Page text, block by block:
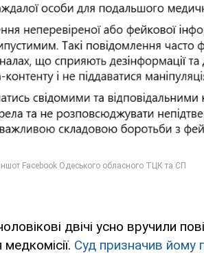
двічі усно вручили
Суд призначив йому